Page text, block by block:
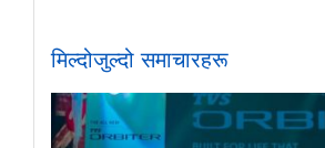
मिल्दोजुल्दो समाचारहरू